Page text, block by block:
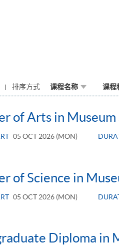
排序方式 课程名称 课程
of Arts in Museum
05 OCT 2026 (MON)
of Science in
05 OCT 2026 (MON)
Diploma in